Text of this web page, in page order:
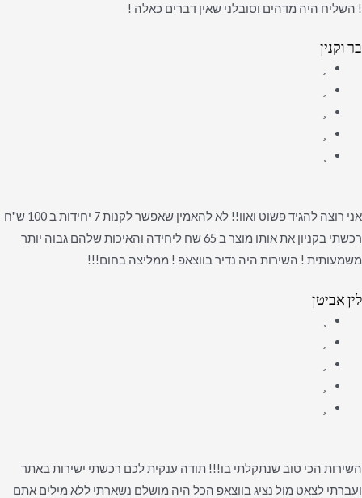
! השליח היה מדהים וסובלני שאין דברים כאלה !
בר וקנין
אני רוצה להגיד פשוט ואוו!! לא להאמין שאפשר לקנות 7 יחידות ב 100 ש"ח
רכשתי בקניון את אותו מוצר ב 65 שח ליחידה והאיכות שלהם גבוה יותר
משמעותית ! השירות היה נדיר בווצאפ ! ממליצה בחום!!!
לין אביטן
השירות הכי טוב שנתקלתי בו!!! תודה ענקית לכם רכשתי ישירות באתר
ועברתי לצאט מול נציג בווצאפ הכל היה מושלם נשארתי ללא מילים אתם